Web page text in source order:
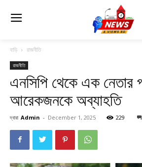
বাড়ি রাজনীতি
রাজনীতি
এনসিপি থেকে এক নেতার
আরেকজনকে অব্যাহতি
দ্বারা Admin - December 1, 2025 229